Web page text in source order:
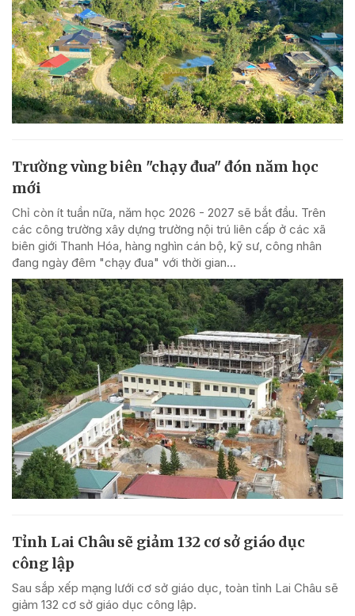
Trường vùng biên "chạy đua" đón năm học
mới
Chỉ còn ít tuần nữa, năm học 2026 - 2027 sẽ bắt đầu. Trên
các công trường xây dựng trường nội trú liên cấp ở các xã
biên giới Thanh Hóa, hàng nghìn cán bộ, kỹ sư, công nhân
đang ngày đêm "chạy đua" với thời gian...
Tỉnh Lai Châu sẽ giảm 132 cơ sở giáo dục
công lập
Sau sắp xếp mạng lưới cơ sở giáo dục, toàn tỉnh Lai Châu sẽ
giảm 132 cơ sở giáo dục công lập.